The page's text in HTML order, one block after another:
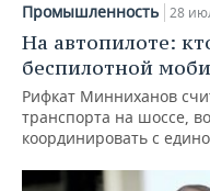
Промышленность 28
На автопилоте:
беспилотной
Рифкат Минниханов
транспорта на шоссе,
координировать с